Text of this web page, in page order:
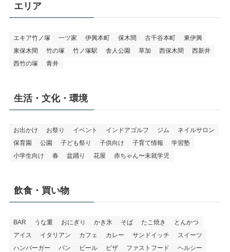
エリア
エキア竹ノ塚 一ツ家 伊興本町 保木間 古千谷本町
東伊興
東保木間
竹の塚 竹ノ塚駅 舎人公園 草加 西保木間
西新井
西竹の塚
青井
生活・文化・環境
お出かけ お祭り イベント インドアゴルフ ジム
ネイルサロン
保育園
公園 子ども祭り 子供向け 子育て情報
学習塾
小学生向け
春 盆踊り 花屋 赤ちゃん〜未就学児
飲食・買い物
BAR うな重 おにぎり かき氷 そば たこ焼き
とんかつ
アイス
イタリアン カフェ カレー サンドイッチ
スイーツ
ハンバーガー
パン ビール ピザ ファストフード
ヘルシー